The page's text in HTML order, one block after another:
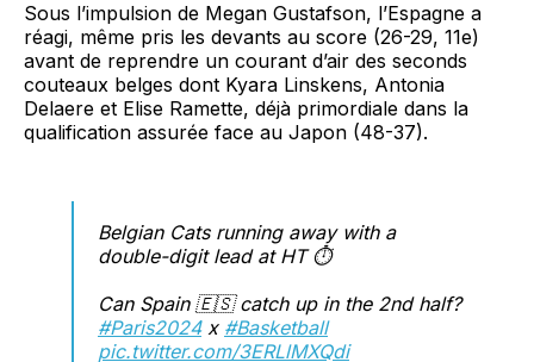
Sous l’impulsion de Megan Gustafson, l’Espagne a
réagi, même pris les devants au score (26-29, 11e)
avant de reprendre un courant d’air des seconds
couteaux belges dont Kyara Linskens, Antonia
Delaere et Elise Ramette, déjà primordiale dans la
qualification assurée face au Japon (48-37).
Belgian Cats running away with a
double-digit lead at HT ⏱️
Can Spain 🇪🇸 catch up in the 2nd half?
#Paris2024x #Basketball
pic.twitter.com/3ERLlMXQdi